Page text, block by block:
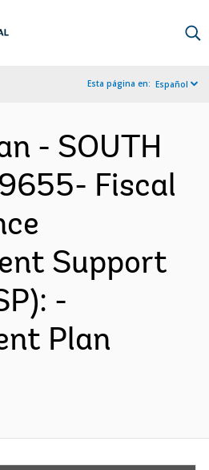
Esta página en: Español
- SOUTH
Fiscal
Support
-
Plan